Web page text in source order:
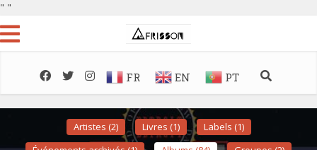
" "
FR EN PT
Artistes (2) Livres (1)
Labels (1)